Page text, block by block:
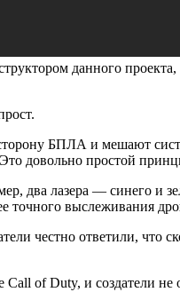
данного
БПЛА и мешают
довольно простой
два лазера — синего и
выслеживания
честно ответили, что
of Duty, и создатели